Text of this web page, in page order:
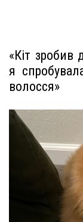
«Кіт зробив
я
волосся»